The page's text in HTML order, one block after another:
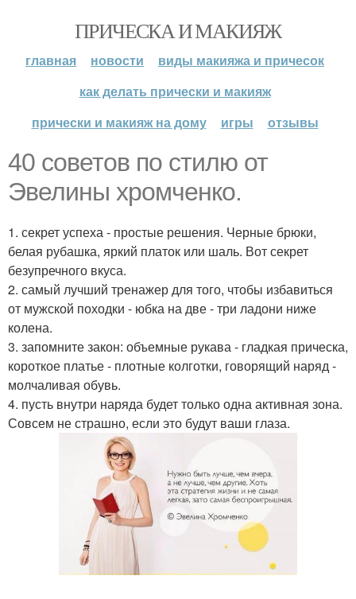
ПРИЧЕСКА И МАКИЯЖ
главная новости
виды макияжа и причесок
как делать прически и макияж
прически и макияж на дому
игры отзывы
40 советов по стилю от
Эвелины хромченко.
1. секрет успеха - простые решения. Черные брюки,
белая рубашка, яркий платок или шаль. Вот секрет
безупречного вкуса.
2. самый лучший тренажер для того, чтобы избавиться
от мужской походки - юбка на две - три ладони ниже
колена.
3. запомните закон: объемные рукава - гладкая прическа,
короткое платье - плотные колготки, говорящий наряд -
молчаливая обувь.
4. пусть внутри наряда будет только одна активная зона.
Совсем не страшно, если это будут ваши глаза.